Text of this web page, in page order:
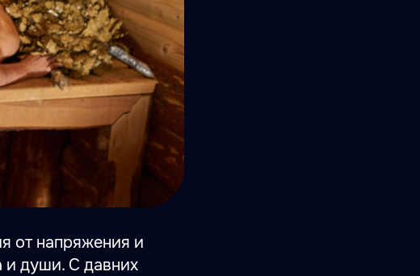
от напряжения и
и души. С давних